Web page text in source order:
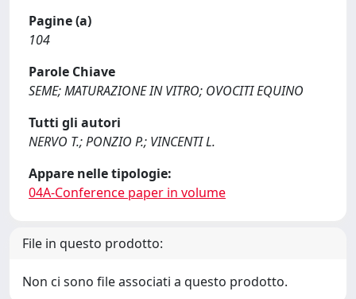
Pagine (a)
104
Parole Chiave
SEME; MATURAZIONE IN VITRO; OVOCITI EQUINO
Tutti gli autori
NERVO T.; PONZIO P.; VINCENTI L.
Appare nelle tipologie:
04A-Conference paper in volume
File in questo prodotto:
Non ci sono file associati a questo prodotto.